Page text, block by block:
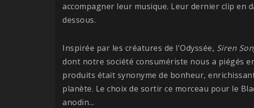
accompagner leur musique. Leur dernier clip en
dessous.
Inspirée par les créatures de l'Odyssée, Siren
dont notre société consumériste nous a piégés
produits était synonyme de bonheur,
planète. Le choix de sortir ce morceau pour le
anodin...